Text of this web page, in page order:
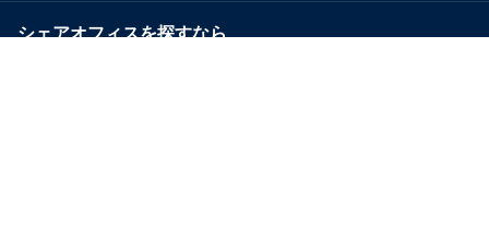
シェアオフィスを探すなら